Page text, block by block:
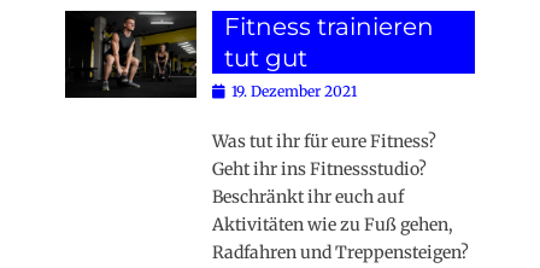
Fitness trainieren
tut gut
Posted
19. Dezember 2021
Was tut ihr für eure Fitness?
Geht ihr ins Fitnessstudio?
Beschränkt ihr euch auf
Aktivitäten wie zu Fuß gehen,
Radfahren und Treppensteigen?